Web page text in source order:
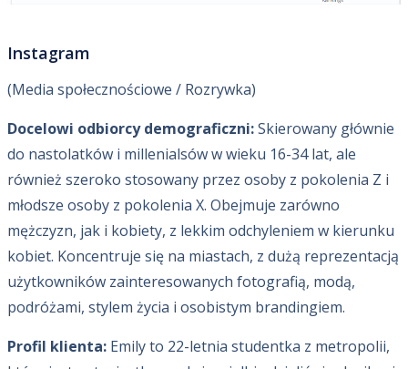
Instagram
(Media społecznościowe / Rozrywka)
Docelowi odbiorcy demograficzni:Skierowany głównie
do nastolatków i millenialsów w wieku 16-34 lat, ale
również szeroko stosowany przez osoby z pokolenia Z i
młodsze osoby z pokolenia X. Obejmuje zarówno
mężczyzn, jak i kobiety, z lekkim odchyleniem w kierunku
kobiet. Koncentruje się na miastach, z dużą reprezentacją
użytkowników zainteresowanych fotografią, modą,
podróżami, stylem życia i osobistym brandingiem.
Profil klienta:Emily to 22-letnia studentka z metropolii,